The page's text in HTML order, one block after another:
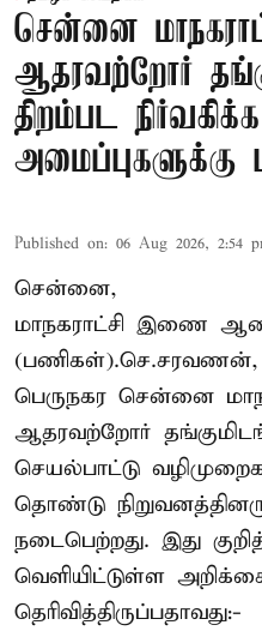
சென்னை
ஆதரவற்றோர்
திறம்பட
அமைப்புகளுக்கு
Published on: 06 Aug 2026, 2:54
சென்னை,
மாநகராட்சி இணை
பெருநகர சென்னை
ஆதரவற்றோர்
செயல்பாட்டு
தொண்டு
நடைபெற்றது. இது
வெளியிட்டுள்ள
தெரிவித்திருப்பதாவது:-